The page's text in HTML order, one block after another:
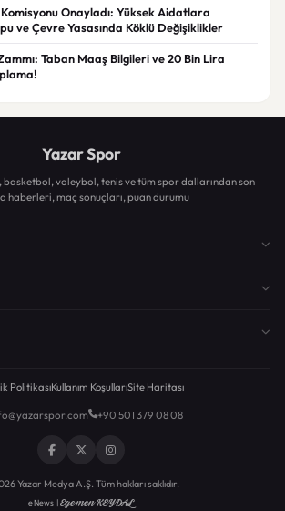
Onayladı: Yüksek Aidatlara
ve Çevre Yasasında Köklü Değişiklikler
Taban Maaş Bilgileri ve 20 Bin Lira
Yazar Spor
voleybol, tenis ve tüm spor dallarından son
haberleri, maç sonuçları, puan durumu
PolitikasıKullanım KoşullarıSite Haritası
+90 501 379 08 08
Yazar Medya A.Ş. Tüm hakları saklıdır.
eNews |Egemen KEYDAL